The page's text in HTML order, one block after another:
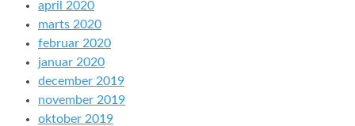
april 2020
marts 2020
februar 2020
januar 2020
december 2019
november 2019
oktober 2019